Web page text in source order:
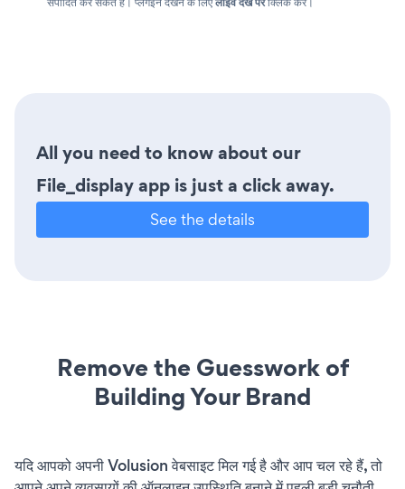
All you need to know about our
File_display app is just a click away.
See the details
Remove the Guesswork of
Building Your Brand
यदि आपको अपनी Volusion वेबसाइट मिल गई है और आप चल रहे हैं, तो